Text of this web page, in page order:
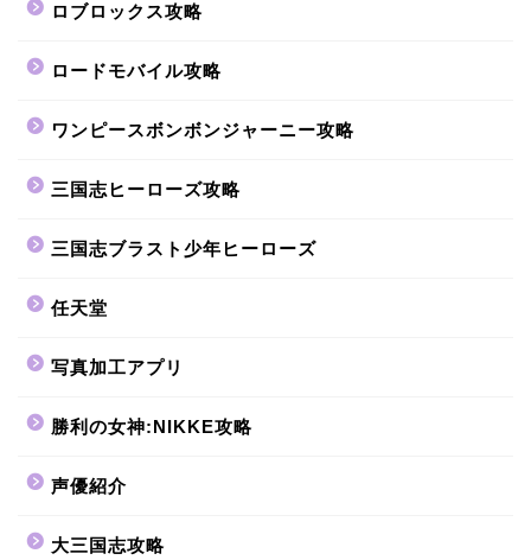
ロブロックス攻略
ロードモバイル攻略
ワンピースボンボンジャーニー攻略
三国志ヒーローズ攻略
三国志ブラスト少年ヒーローズ
任天堂
写真加工アプリ
勝利の女神:NIKKE攻略
声優紹介
大三国志攻略